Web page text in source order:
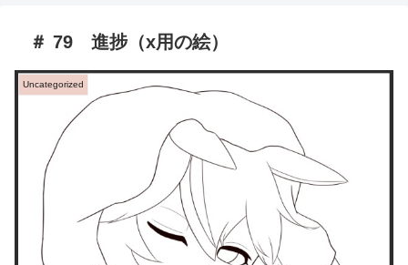
＃ 79 進捗（x用の絵）
Uncategorized